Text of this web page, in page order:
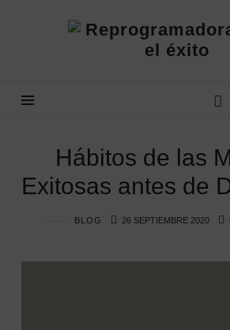
Hábitos de las
Exitosas antes de
BLOG 26 SEPTIEMBRE 2020